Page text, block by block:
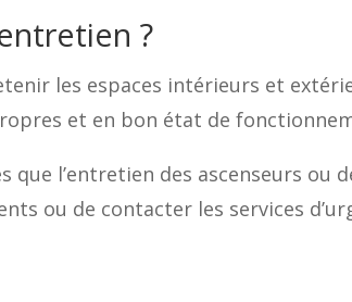
?
les espaces intérieurs et
et en bon état de
l’entretien des ascenseurs ou
ou de contacter les services